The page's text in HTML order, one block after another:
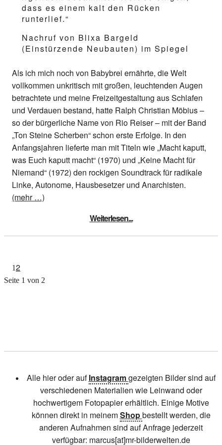
dass es einem kalt den Rücken
runterlief.“
Nachruf von Blixa Bargeld
(Einstürzende Neubauten) im Spiegel
Als ich mich noch von Babybrei ernährte, die Welt
vollkommen unkritisch mit großen, leuchtenden Augen
betrachtete und meine Freizeitgestaltung aus Schlafen
und Verdauen bestand, hatte Ralph Christian Möbius –
so der bürgerliche Name von Rio Reiser – mit der Band
„Ton Steine Scherben“ schon erste Erfolge. In den
Anfangsjahren lieferte man mit Titeln wie „Macht kaputt,
was Euch kaputt macht“ (1970) und „Keine Macht für
Niemand“ (1972) den rockigen Soundtrack für radikale
Linke, Autonome, Hausbesetzer und Anarchisten.
(mehr …)
Weiterlesen...
12
Seite 1 von 2
Alle hier oder aufInstagramgezeigten Bilder sind auf
verschiedenen Materialien wie Leinwand oder
hochwertigem Fotopapier erhältlich. Einige Motive
können direkt in meinemShopbestellt werden, die
anderen Aufnahmen sind auf Anfrage jederzeit
verfügbar: marcus[at]mr-bilderwelten.de